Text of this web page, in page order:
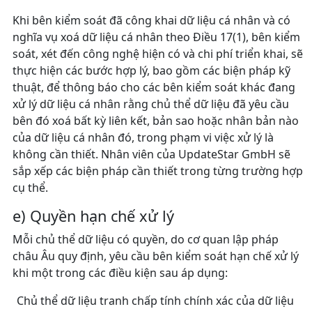
Khi bên kiểm soát đã công khai dữ liệu cá nhân và có
nghĩa vụ xoá dữ liệu cá nhân theo Điều 17(1), bên kiểm
soát, xét đến công nghệ hiện có và chi phí triển khai, sẽ
thực hiện các bước hợp lý, bao gồm các biện pháp kỹ
thuật, để thông báo cho các bên kiểm soát khác đang
xử lý dữ liệu cá nhân rằng chủ thể dữ liệu đã yêu cầu
bên đó xoá bất kỳ liên kết, bản sao hoặc nhân bản nào
của dữ liệu cá nhân đó, trong phạm vi việc xử lý là
không cần thiết. Nhân viên của UpdateStar GmbH sẽ
sắp xếp các biện pháp cần thiết trong từng trường hợp
cụ thể.
e) Quyền hạn chế xử lý
Mỗi chủ thể dữ liệu có quyền, do cơ quan lập pháp
châu Âu quy định, yêu cầu bên kiểm soát hạn chế xử lý
khi một trong các điều kiện sau áp dụng:
Chủ thể dữ liệu tranh chấp tính chính xác của dữ liệu